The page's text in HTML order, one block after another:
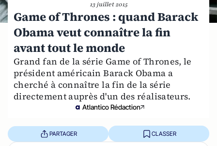
13 juillet 2015
Game of Thrones : quand Barack
Obama veut connaître la fin
avant tout le monde
Grand fan de la série Game of Thrones, le
président américain Barack Obama a
cherché à connaître la fin de la série
directement auprès d'un des réalisateurs.
Atlantico Rédaction
PARTAGER CLASSER